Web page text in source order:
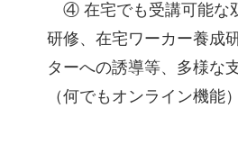
④ 在宅でも受講可能な
研修、在宅ワーカー養成
ターへの誘導等、多様な
（何でもオンライン機能）